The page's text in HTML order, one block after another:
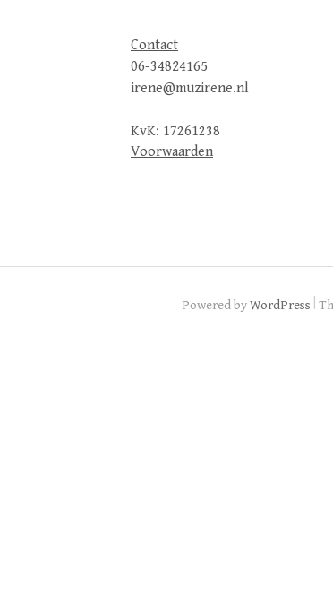
Contact
06-34824165
irene@muzirene.nl
KvK: 17261238
Voorwaarden
Powered byWordPress